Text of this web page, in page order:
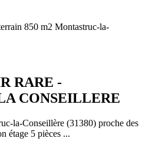
850 m2 Montastruc-la-
RARE -
CONSEILLERE
la-Conseillère (31380) proche des
étage 5 pièces ...